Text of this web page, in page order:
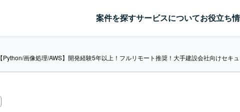
案件を探すサービスについてお役立ち
【Python/画像処理/AWS】開発経験5年以上！フルリモート推奨！大手建設会社向けセキ